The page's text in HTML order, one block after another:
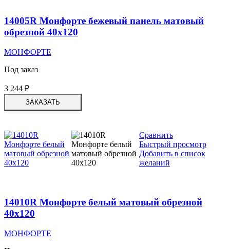
14005R Монфорте бежевый панель матовый
обрезной 40х120
МОНФОРТЕ
Под заказ
3 244 ₽
ЗАКАЗАТЬ
Сравнить
Быстрый просмотр
Добавить в список
желаний
14010R Монфорте белый матовый обрезной
40х120
МОНФОРТЕ